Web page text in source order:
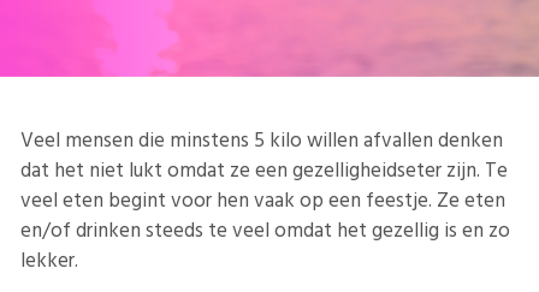
Veel mensen die minstens 5 kilo willen afvallen denken
dat het niet lukt omdat ze een gezelligheidseter zijn. Te
veel eten begint voor hen vaak op een feestje. Ze eten
en/of drinken steeds te veel omdat het gezellig is en zo
lekker.